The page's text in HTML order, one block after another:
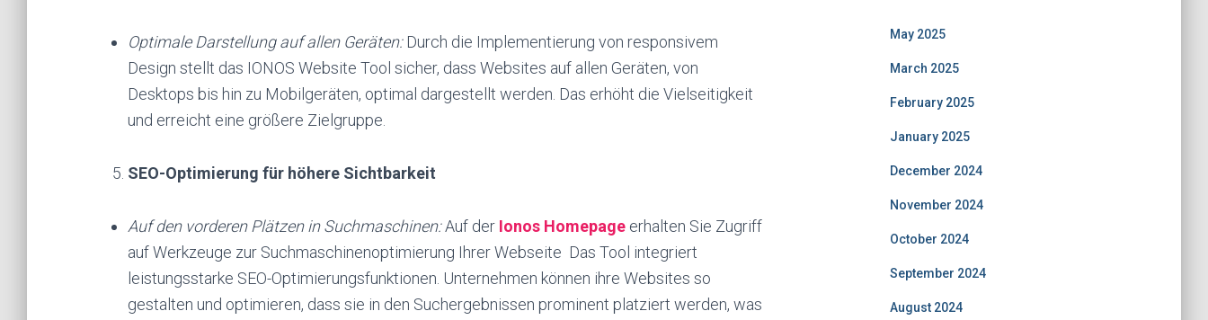
Optimale Darstellung auf allen Geräten:Durch die Implementierung von responsivem
Design stellt das IONOS Website Tool sicher, dass Websites auf allen Geräten, von
Desktops bis hin zu Mobilgeräten, optimal dargestellt werden. Das erhöht die Vielseitigkeit
und erreicht eine größere Zielgruppe.
SEO-Optimierung für höhere Sichtbarkeit
Auf den vorderen Plätzen in Suchmaschinen:Auf der Ionos Homepage erhalten Sie Zugriff
auf Werkzeuge zur Suchmaschinenoptimierung Ihrer Webseite Das Tool integriert
leistungsstarke SEO-Optimierungsfunktionen. Unternehmen können ihre Websites so
gestalten und optimieren, dass sie in den Suchergebnissen prominent platziert werden, was
May 2025
March 2025
February 2025
January 2025
December 2024
November 2024
October 2024
September 2024
August 2024